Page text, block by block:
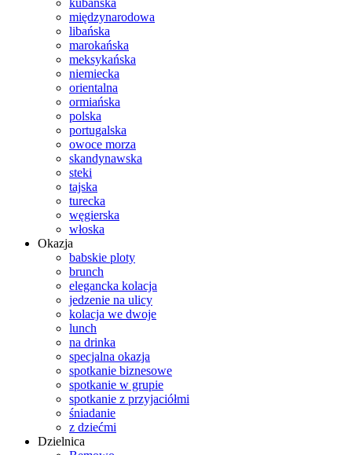
kubańska
międzynarodowa
libańska
marokańska
meksykańska
niemiecka
orientalna
ormiańska
polska
portugalska
owoce morza
skandynawska
steki
tajska
turecka
węgierska
włoska
Okazja
babskie ploty
brunch
elegancka kolacja
jedzenie na ulicy
kolacja we dwoje
lunch
na drinka
specjalna okazja
spotkanie biznesowe
spotkanie w grupie
spotkanie z przyjaciółmi
śniadanie
z dziećmi
Dzielnica